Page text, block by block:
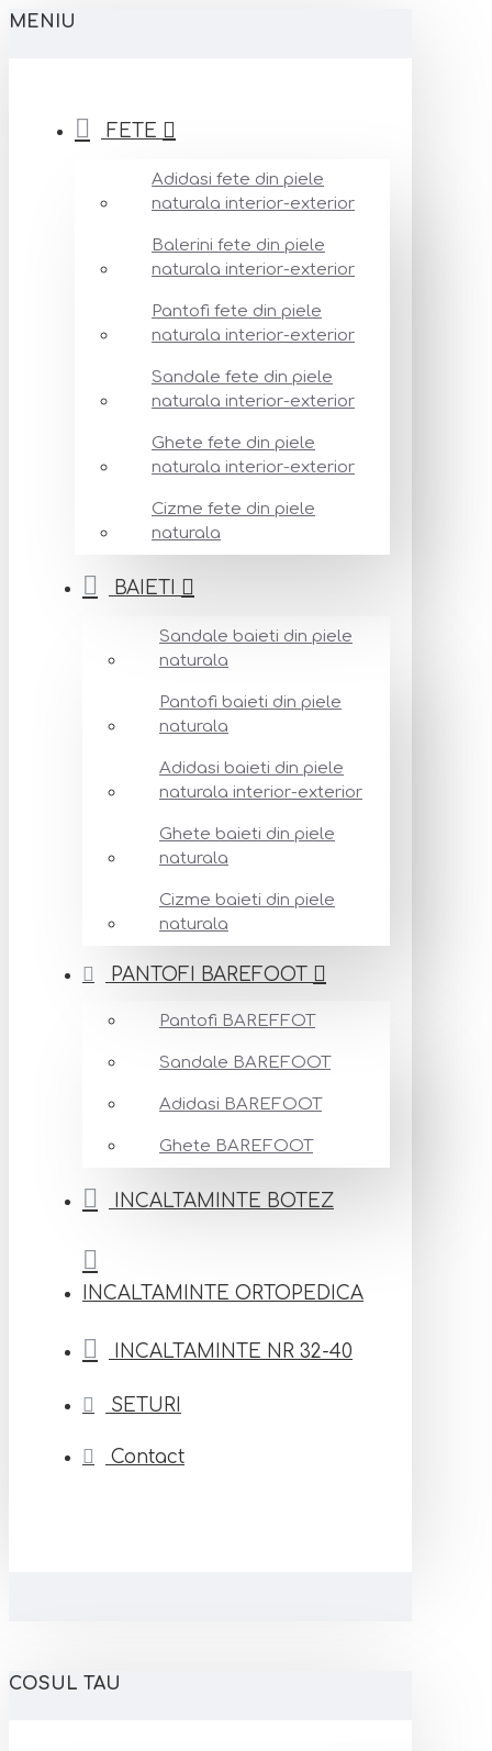
MENIU
FETE
Adidasi fete din piele
naturala interior-exterior
Balerini fete din piele
naturala interior-exterior
Pantofi fete din piele
naturala interior-exterior
Sandale fete din piele
naturala interior-exterior
Ghete fete din piele
naturala interior-exterior
Cizme fete din piele
naturala
BAIETI
Sandale baieti din piele
naturala
Pantofi baieti din piele
naturala
Adidasi baieti din piele
naturala interior-exterior
Ghete baieti din piele
naturala
Cizme baieti din piele
naturala
PANTOFI BAREFOOT
Pantofi BAREFFOT
Sandale BAREFOOT
Adidasi BAREFOOT
Ghete BAREFOOT
INCALTAMINTE BOTEZ
INCALTAMINTE ORTOPEDICA
INCALTAMINTE NR 32-40
SETURI
Contact
COSUL TAU